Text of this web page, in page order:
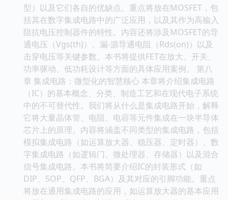
型）以及它们各自的优缺点。重点将放在MOSFET，包
括其在数字集成电路中的广泛应用，以及其作为高输入
阻抗电压控制器件的特性。内容还将涉及MOSFET的导
通电压（Vgs(th)）、漏-源导通电阻（Rds(on)）以及
击穿电压等关键参数。本书将提供FET在放大、开关、
功率驱动、低功耗设计等方面的具体应用案例。 第八
章 集成电路：微型化的智慧核心 本章将介绍集成电路
（IC）的基本概念、分类、制造工艺和在现代电子系统
中的不可替代性。我们将从什么是集成电路开始，解释
它将大量晶体管、电阻、电容等元件集成在一块半导体
芯片上的原理。内容将涵盖不同类型的集成电路，包括
模拟集成电路（如运算放大器、稳压器、定时器）、数
字集成电路（如逻辑门、微处理器、存储器）以及混合
信号集成电路。本书将简要介绍IC的封装形式（如
DIP、SOP、QFP、BGA）及其对应的引脚功能。重点
将放在通用集成电路的应用，如运算放大器的基本应用